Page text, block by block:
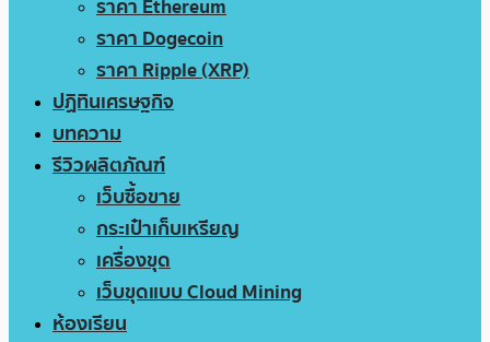
ราคา Ethereum
ราคา Dogecoin
ราคา Ripple (XRP)
ปฏิทินเศรษฐกิจ
บทความ
รีวิวผลิตภัณฑ์
เว็บซื้อขาย
กระเป๋าเก็บเหรียญ
เครื่องขุด
เว็บขุดแบบ Cloud Mining
ห้องเรียน